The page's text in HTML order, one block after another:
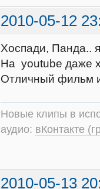
2010-05-12
Хоспади, Панда..
На youtube даже
Отличный фильм
Новые клипы в
аудио: вКонтакте
2010-05-13